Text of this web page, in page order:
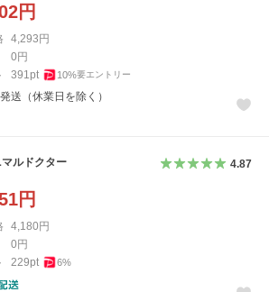
円
4,293円
0円
391 pt 10%要エントリー
送（休業日を除く）
ルドクター 4.87
円
4,180円
0円
229pt 6%